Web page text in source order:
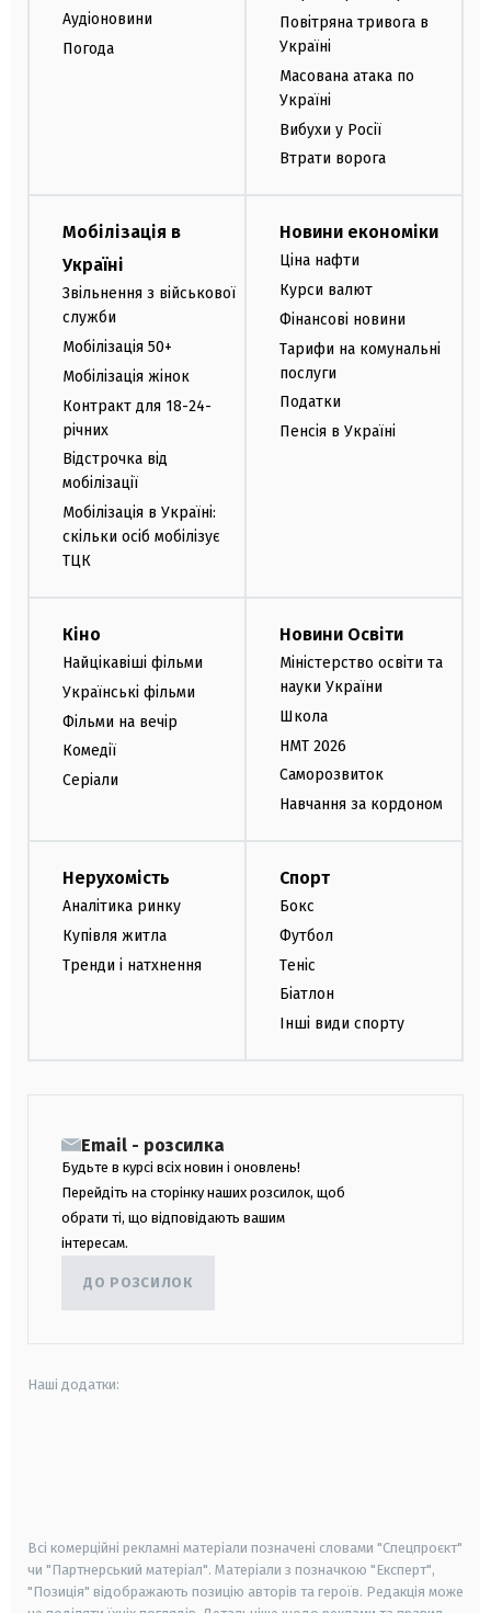
Аудіоновини
Погода
Повітряна тривога в
Україні
Масована атака по
Україні
Вибухи у Росії
Втрати ворога
Мобілізація в
Україні
Звільнення з військової
служби
Мобілізація 50+
Мобілізація жінок
Контракт для 18-24-
річних
Відстрочка від
мобілізації
Мобілізація в Україні:
скільки осіб мобілізує
ТЦК
Новини економіки
Ціна нафти
Курси валют
Фінансові новини
Тарифи на комунальні
послуги
Податки
Пенсія в Україні
Кіно
Найцікавіші фільми
Українські фільми
Фільми на вечір
Комедії
Серіали
Новини Освіти
Міністерство освіти та
науки України
Школа
НМТ 2026
Саморозвиток
Навчання за кордоном
Нерухомість
Аналітика ринку
Купівля житла
Тренди і натхнення
Спорт
Бокс
Футбол
Теніс
Біатлон
Інші види спорту
Email - розсилка
Будьте в курсі всіх новин і оновлень!
Перейдіть на сторінку наших розсилок, щоб
обрати ті, що відповідають вашим
інтересам.
ДО РОЗСИЛОК
Наші додатки:
Всі комерційні рекламні матеріали позначені словами "Спецпроєкт"
чи "Партнерський матеріал". Матеріали з позначкою "Експерт",
"Позиція" відображають позицію авторів та героїв. Редакція може